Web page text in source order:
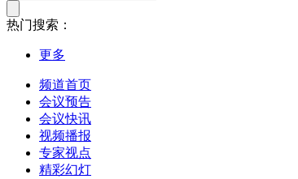
热门搜索：
更多
频道首页
会议预告
会议快讯
视频播报
专家视点
精彩幻灯